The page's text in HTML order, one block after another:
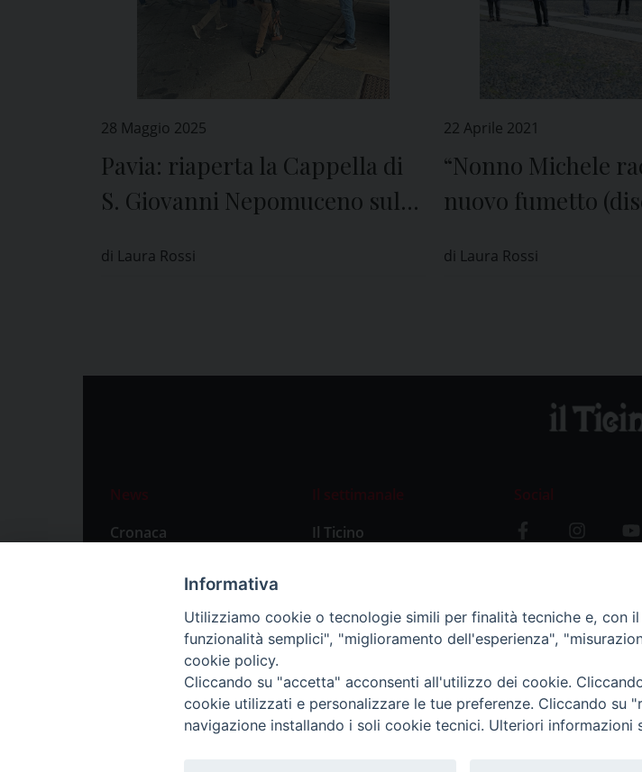
28 Maggio 2025
Pavia: riaperta la Cappella di
S. Giovanni Nepomuceno sul
di Laura Rossi
22 Aprile 2021
“Nonno Michele
nuovo fumetto
Michele Maggiore
di Laura Rossi
News
Cronaca
Primo Piano
Il settimanale
Il Ticino
Social
Informativa
Utilizziamo cookie o tecnologie simili per finalità tecniche e, con
funzionalità semplici", "miglioramento dell'esperienza",
cookie policy.
Cliccando su "accetta" acconsenti all'utilizzo dei cookie.
cookie utilizzati e personalizzare le tue preferenze. Cliccando su
navigazione installando i soli cookie tecnici. Ulteriori informazioni